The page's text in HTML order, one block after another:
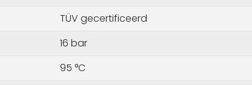
TÜV gecertificeerd
16 bar
95 °C